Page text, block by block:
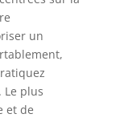
un
plus
et de